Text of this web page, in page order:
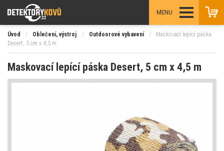
MENU
Úvod / Oblečení, výstroj / Outdoorové vybavení /
Maskovací lepící páska
Desert, 5 cm x 4,5 m
Maskovací lepící páska Desert, 5 cm x 4,5 m